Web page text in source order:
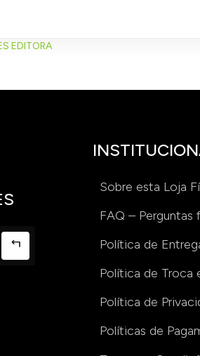
EDITORA
Sobre esta Loja
FAQ – Perguntas
Política de
Política de Troca
Política de
Políticas de